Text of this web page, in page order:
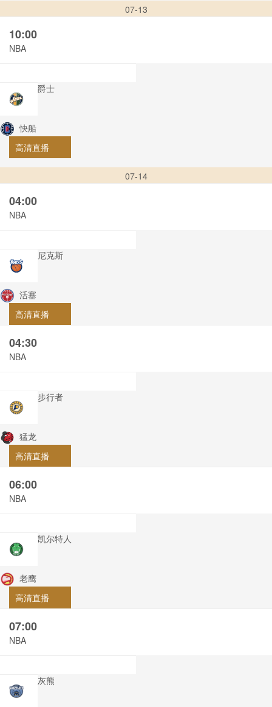
07-13
10:00
NBA
爵士
快船
高清直播
07-14
04:00
NBA
尼克斯
活塞
高清直播
04:30
NBA
步行者
猛龙
高清直播
06:00
NBA
凯尔特人
老鹰
高清直播
07:00
NBA
灰熊